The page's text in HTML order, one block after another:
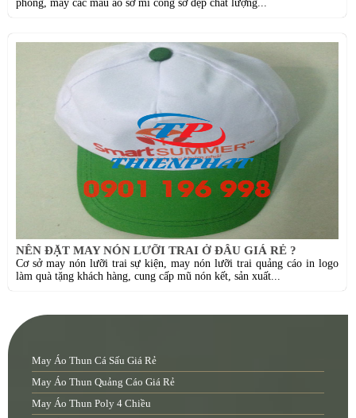
phòng, may các mẫu áo sơ mi công sở đẹp chất lượng...
NÊN ĐẶT MAY NÓN LƯỠI TRAI Ở ĐÂU GIÁ RẺ ?
Cơ sở may nón lưỡi trai sự kiện, may nón lưỡi trai quảng cáo in logo
làm quà tặng khách hàng, cung cấp mũ nón kết, sản xuất...
May Áo Thun Cá Sấu Giá Rẻ
May Áo Thun Quảng Cáo Giá Rẻ
May Áo Thun Poly 4 Chiều